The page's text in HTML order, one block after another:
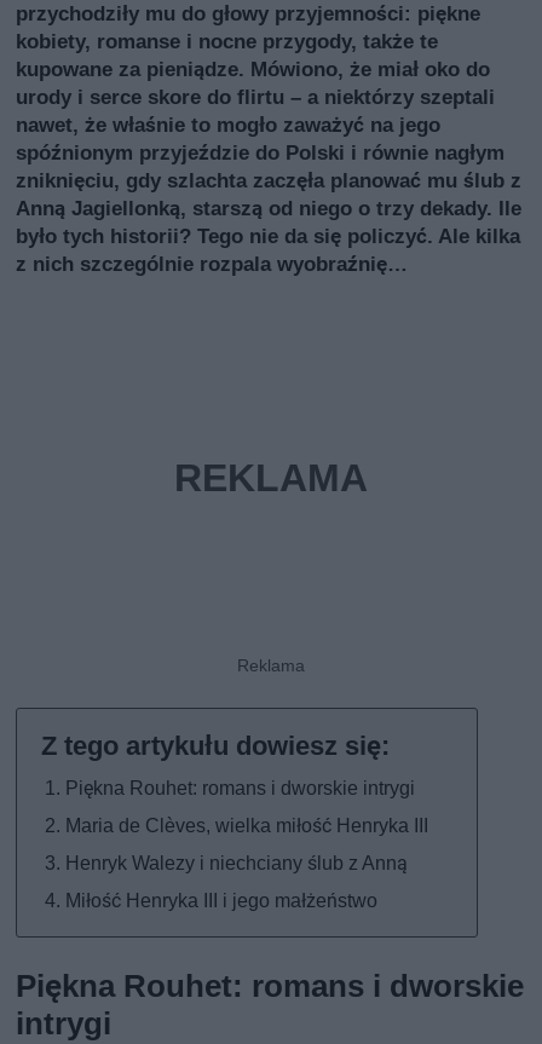
przychodziły mu do głowy przyjemności: piękne
kobiety, romanse i nocne przygody, także te
kupowane za pieniądze. Mówiono, że miał oko do
urody i serce skore do flirtu – a niektórzy szeptali
nawet, że właśnie to mogło zaważyć na jego
spóźnionym przyjeździe do Polski i równie nagłym
zniknięciu, gdy szlachta zaczęła planować mu ślub z
Anną Jagiellonką, starszą od niego o trzy dekady. Ile
było tych historii? Tego nie da się policzyć. Ale kilka
z nich szczególnie rozpala wyobraźnię…
Piękna Rouhet: romans i dworskie intrygi
Maria de Clèves, wielka miłość Henryka III
Henryk Walezy i niechciany ślub z Anną
Miłość Henryka III i jego małżeństwo
Piękna Rouhet: romans i dworskie
intrygi